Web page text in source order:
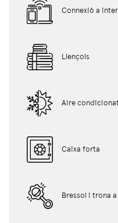
Connexió a
Llençols
Aire
Caixa forta
Bressol i trona